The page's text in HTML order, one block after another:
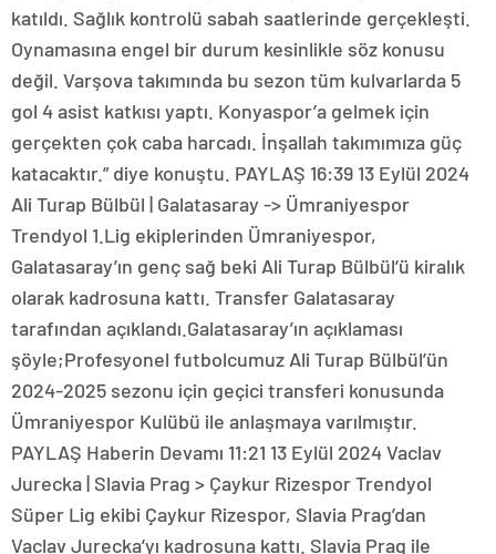
katıldı. Sağlık kontrolü sabah saatlerinde gerçekleşti.
Oynamasına engel bir durum kesinlikle söz konusu
değil. Varşova takımında bu sezon tüm kulvarlarda 5
gol 4 asist katkısı yaptı. Konyaspor’a gelmek için
gerçekten çok caba harcadı. İnşallah takımımıza güç
katacaktır.” diye konuştu. PAYLAŞ 16:39 13 Eylül 2024
Ali Turap Bülbül | Galatasaray -> Ümraniyespor
Trendyol 1.Lig ekiplerinden Ümraniyespor,
Galatasaray’ın genç sağ beki Ali Turap Bülbül’ü kiralık
olarak kadrosuna kattı. Transfer Galatasaray
tarafından açıklandı.Galatasaray’ın açıklaması
şöyle;Profesyonel futbolcumuz Ali Turap Bülbül’ün
2024-2025 sezonu için geçici transferi konusunda
Ümraniyespor Kulübü ile anlaşmaya varılmıştır.
PAYLAŞ Haberin Devamı 11:21 13 Eylül 2024 Vaclav
Jurecka | Slavia Prag > Çaykur Rizespor Trendyol
Süper Lig ekibi Çaykur Rizespor, Slavia Prag’dan
Vaclav Jurecka’yı kadrosuna kattı. Slavia Prag ile